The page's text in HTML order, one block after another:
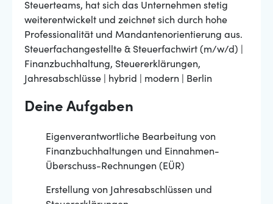
Steuerteams, hat sich das Unternehmen stetig
weiterentwickelt und zeichnet sich durch hohe
Professionalität und Mandantenorientierung aus.
Steuerfachangestellte & Steuerfachwirt (m/w/d) |
Finanzbuchhaltung, Steuererklärungen,
Jahresabschlüsse | hybrid | modern | Berlin
Deine Aufgaben
Eigenverantwortliche Bearbeitung von
Finanzbuchhaltungen und Einnahmen-
Überschuss-Rechnungen (EÜR)
Erstellung von Jahresabschlüssen und